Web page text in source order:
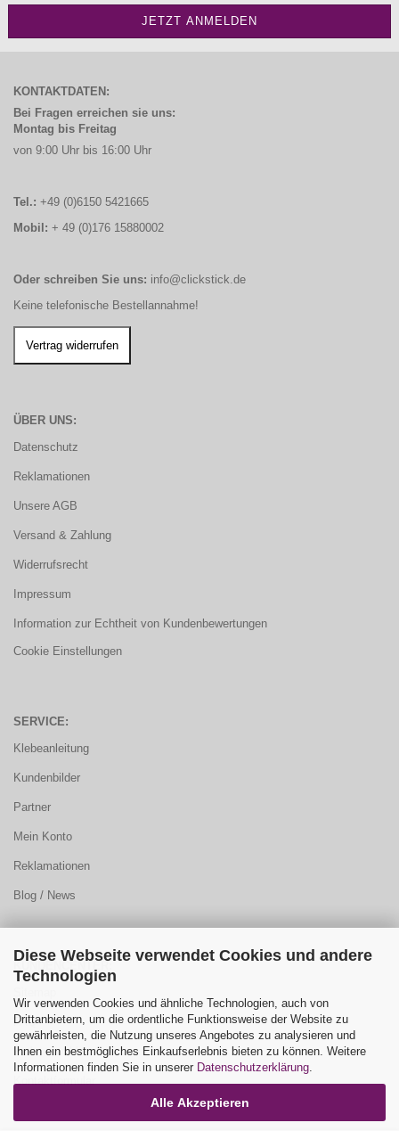
Diese Webseite verwendet Cookies und andere
Technologien
Wir verwenden Cookies und ähnliche Technologien, auch von
Drittanbietern, um die ordentliche Funktionsweise der Website zu
gewährleisten, die Nutzung unseres Angebotes zu analysieren und
Ihnen ein bestmögliches Einkaufserlebnis bieten zu können. Weitere
Informationen finden Sie in unserer Datenschutzerklärung.
Alle Akzeptieren
KONTAKTDATEN:
Bei Fragen erreichen sie uns:
Montag bis Freitag
von 9:00 Uhr bis 16:00 Uhr
Tel.: +49 (0)6150 5421665
Mobil: + 49 (0)176 15880002
Oder schreiben Sie uns: info@clickstick.de
Keine telefonische Bestellannahme!
ÜBER UNS:
Datenschutz
Reklamationen
Unsere AGB
Versand & Zahlung
Widerrufsrecht
Impressum
Information zur Echtheit von Kundenbewertungen
Cookie Einstellungen
SERVICE:
Klebeanleitung
Kundenbilder
Partner
Mein Konto
Reklamationen
Blog / News
FAQ
Farbauswahl
Kontaktformular